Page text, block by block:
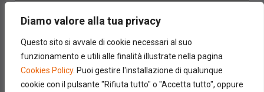
Diamo valore alla tua privacy
Questo sito si avvale di cookie necessari al suo
funzionamento e utili alle finalità illustrate nella pagina
Cookies Policy. Puoi gestire l'installazione di qualunque
cookie con il pulsante "Rifiuta tutto" o "Accetta tutto", oppure
Cookie policy
Contatti